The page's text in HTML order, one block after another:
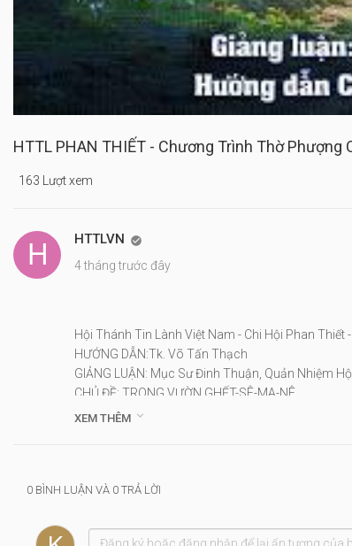
HTTL PHAN THIẾT - Chương Trình Thờ Phượng
163 Lượt xem
HTTLVN 
4 tháng trước đây
Hội Thánh Tin Lành Việt Nam - Chi Hội Phan
HƯỚNG DẪN:Tk. Võ Tấn Thạch
GIẢNG LUẬN: Mục Sư Đinh Thuận, Quản Nhiệm
CHỦ ĐỀ: TRONG VƯỜN GHẾT-SÊ-MA-NÊ
Kinh Thánh: Ma-thi-ơ 26:36-56
XEM THÊM 
0 BÌNH LUẬN VÀ 0 TRẢ LỜI